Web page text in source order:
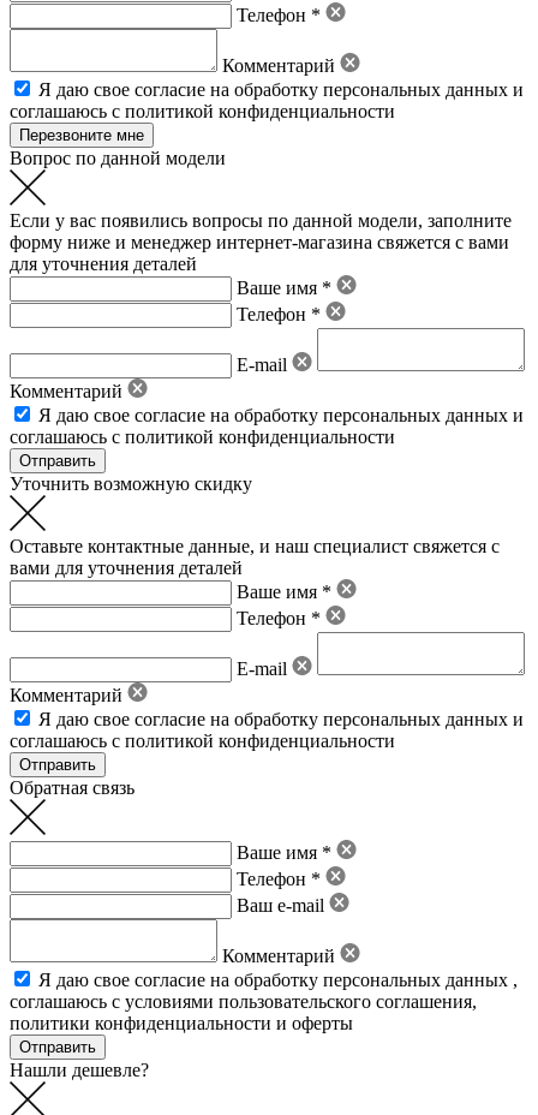
Телефон *
Комментарий
Я даю свое согласие на обработку персональных данных и
соглашаюсь с политикой конфиденциальности
Вопрос по данной модели
Если у вас появились вопросы по данной модели, заполните
форму ниже и менеджер интернет-магазина свяжется с вами
для уточнения деталей
Ваше имя *
Телефон *
E-mail
Комментарий
Я даю свое согласие на обработку персональных данных и
соглашаюсь с политикой конфиденциальности
Уточнить возможную скидку
Оставьте контактные данные, и наш специалист свяжется с
вами для уточнения деталей
Ваше имя *
Телефон *
E-mail
Комментарий
Я даю свое согласие на обработку персональных данных и
соглашаюсь с политикой конфиденциальности
Обратная связь
Ваше имя *
Телефон *
Ваш e-mail
Комментарий
Я даю свое согласие на обработку персональных данных ,
соглашаюсь с условиями пользовательского соглашения,
политики конфиденциальности и оферты
Нашли дешевле?